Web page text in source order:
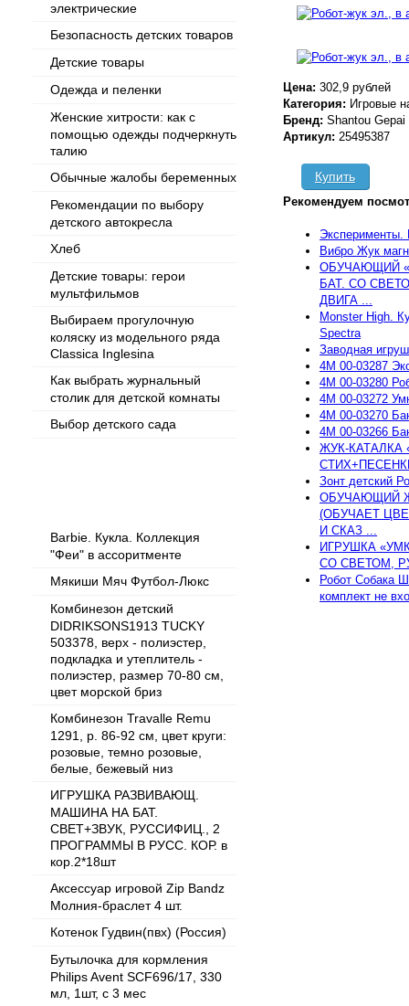
электрические
Безопасность детских товаров
Детские товары
Одежда и пеленки
Женские хитрости: как с
помощью одежды подчеркнуть
талию
Обычные жалобы беременных
Рекомендации по выбору
детского автокресла
Хлеб
Детские товары: герои
мультфильмов
Выбираем прогулочную
коляску из модельного ряда
Classica Inglesina
Как выбрать журнальный
столик для детской комнаты
Выбор детского сада
Barbie. Кукла. Коллекция
"Феи" в ассоритменте
Мякиши Мяч Футбол-Люкс
Комбинезон детский
DIDRIKSONS1913 TUCKY
503378, верх - полиэстер,
подкладка и утеплитель -
полиэстер, размер 70-80 см,
цвет морской бриз
Комбинезон Travalle Remu
1291, р. 86-92 см, цвет круги:
розовые, темно розовые,
белые, бежевый низ
ИГРУШКА РАЗВИВАЮЩ.
МАШИНА НА БАТ.
СВЕТ+ЗВУК, РУССИФИЦ., 2
ПРОГРАММЫ В РУСС. КОР. в
кор.2*18шт
Аксессуар игровой Zip Bandz
Mолния-браслет 4 шт.
Котенок Гудвин(пвх) (Россия)
Бутылочка для кормления
Philips Avent SCF696/17, 330
мл, 1шт, с 3 мес
Цена: 302,9 рублей
Категория: Игровые
Бренд: Shantou Gepai
Артикул: 25495387
Купить
Рекомендуем
Эксперименты.
Вибро Жук
ОБУЧАЮЩИЙ
БАТ. СО
ДВИГА ...
Monster High.
Spectra
Заводная
4M 00-03287
4M 00-03280
4M 00-03272
4M 00-03270
4M 00-03266
ЖУК-КАТАЛКА
Зонт детский
ОБУЧАЮЩИЙ
(ОБУЧАЕТ
И СКАЗ ...
ИГРУШКА
СО СВЕТОМ,
Робот Собака
комплект не